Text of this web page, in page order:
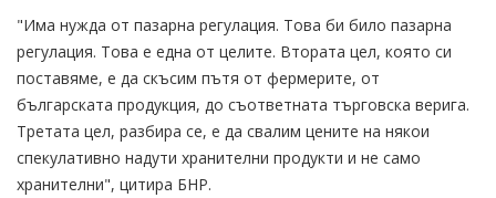
"Има нужда от пазарна регулация. Това би било пазарна
регулация. Това е една от целите. Втората цел, която си
поставяме, е да скъсим пътя от фермерите, от
българската продукция, до съответната търговска верига.
Третата цел, разбира се, е да свалим цените на някои
спекулативно надути хранителни продукти и не само
хранителни", цитира БНР.